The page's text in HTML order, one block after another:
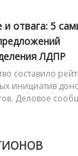
отвага: 5
ЛДПР
составило
инициатив
Деловое